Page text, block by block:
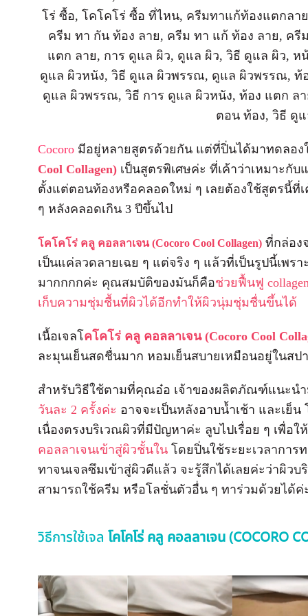
Cocoro มีอยู่หลายสูตรด้วยกัน แต่ที่ปิ่นได้มาทดลอ
Cool Collagen) เป็นสูตรพิเศษค่ะ ที่เค้าว่าเหมาะกั
ตั้งแต่ตอนท้องหรือคลอดใหม่ ๆ เลยต้องใช้สูตรนี้ที่
ๆ หลังคลอดเกิน 3 ปีขึ้นไป
โคโคโร่ คลู คอลลาเจน (Cocoro Cool Collagen) ที่กล่อง
เป็นแค่ลวดลายเฉย ๆ แต่จริง ๆ แล้วที่เป็นรูปนี้เพร
มากกกกค่ะ คุณสมบัติของมันก็คือช่วยฟื้นฟู
เก็บความชุ่มชื้นที่ผิวได้อีกทำให้ผิวนุ่มชุ่มชื่นขึ้นได้
เนื้อเจลโคโคโร่ คลู คอลลาเจน (Cocoro Cool
ละมุนเย็นสดชื่นมาก หอมเย็นสบายเหมือนอยู่ในสป
สำหรับวิธีใช้ตามที่คุณอ๋อ เจ้าของผลิตภัณฑ์แนะนำ
วันละ 2 ครั้งค่ะ อาจจะเป็นหลังอาบน้ำเช้า และเย็
เนื่องตรงบริเวณผิวที่มีปัญหาค่ะ ลูบไปเรื่อย ๆ เพื่อใ
คอลลาเจนเข้าสู่ผิวชั้นใน โดยปิ่นใช้ระยะเวลาการ
ทาจนเจลซึมเข้าสู่ผิวดีแล้ว จะรู้สึกได้เลยค่ะว่าผิว
สามารถใช้ครีม หรือโลชั่นตัวอื่น ๆ ทาร่วมด้วยได้ค่
วิธีการใช้เจล โคโคโร่ คลู คอลลาเจน (COCORO